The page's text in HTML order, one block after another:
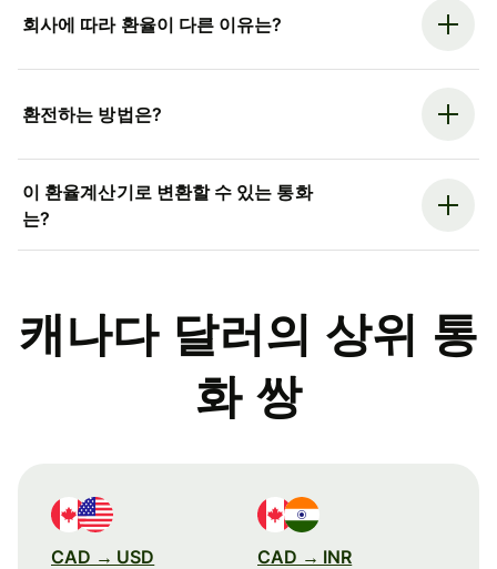
회사에 따라 환율이 다른 이유는?
환전하는 방법은?
이 환율계산기로 변환할 수 있는 통화
는?
캐나다 달러의 상위 통
화 쌍
CAD → USD CAD → INR